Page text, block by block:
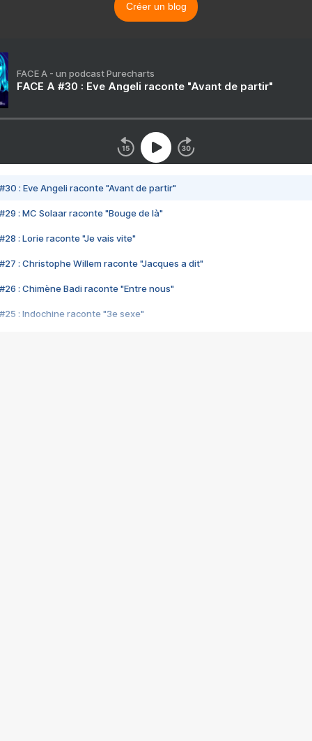
Créer un blog
FACE A - un podcast Purecharts
FACE A #30 : Eve Angeli raconte "Avant de partir"
#30 : Eve Angeli raconte "Avant de partir"
#29 : MC Solaar raconte "Bouge de là"
#28 : Lorie raconte "Je vais vite"
#27 : Christophe Willem raconte "Jacques a dit"
#26 : Chimène Badi raconte "Entre nous"
#25 : Indochine raconte "3e sexe"